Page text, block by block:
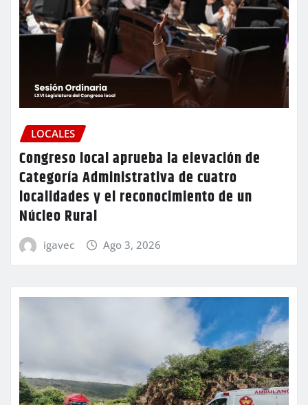
LOCALES
Congreso local aprueba la elevación de
Categoría Administrativa de cuatro
localidades y el reconocimiento de un
Núcleo Rural
igavec Ago 3, 2026